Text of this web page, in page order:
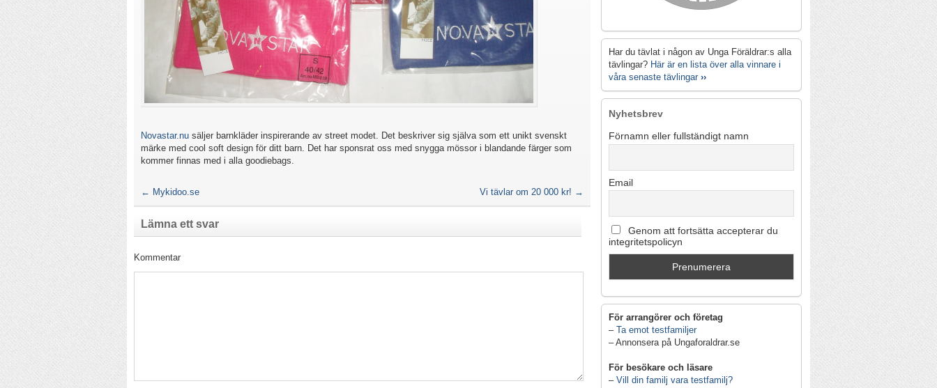
Novastar.nu säljer barnkläder inspirerande av street modet. Det beskriver sig själva som ett unikt svenskt
märke med cool soft design för ditt barn. Det har sponsrat oss med snygga mössor i blandande färger som
kommer finnas med i alla goodiebags.
← Mykidoo.se Vi tävlar om 20 000 kr! →
Lämna ett svar
Kommentar
Har du tävlat i någon av Unga Föräldrar:s alla
tävlingar? Här är en lista över alla vinnare i
våra senaste tävlingar ››
Nyhetsbrev
Förnamn eller fullständigt namn
Email
Genom att fortsätta accepterar du
integritetspolicyn
För arrangörer och företag
– Ta emot testfamiljer
– Annonsera på Ungaforaldrar.se
För besökare och läsare
– Vill din familj vara testfamilj?